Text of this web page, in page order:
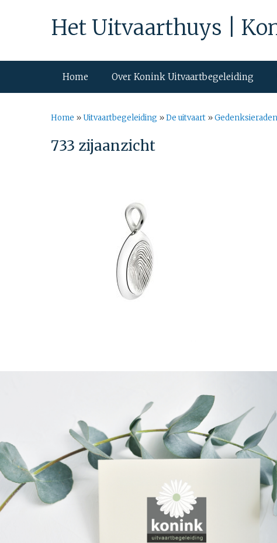
Het Uitvaarthuys |
Home Over Konink Uitvaartbegeleiding
Home »Uitvaartbegeleiding »De uitvaart »Gedenksieraden
733 zijaanzicht